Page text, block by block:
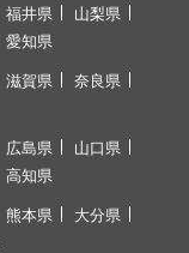
福井県
山梨県
愛知県
滋賀県
奈良県
広島県
山口県
高知県
熊本県
大分県